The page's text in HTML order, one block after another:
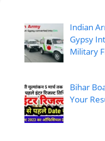
Indian
Gypsy
Military
Bihar
Your